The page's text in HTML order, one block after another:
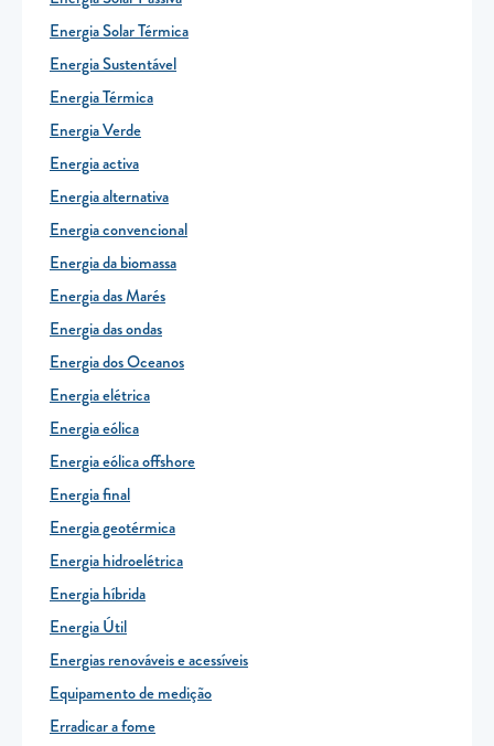
Energia Solar Térmica
Energia Sustentável
Energia Térmica
Energia Verde
Energia activa
Energia alternativa
Energia convencional
Energia da biomassa
Energia das Marés
Energia das ondas
Energia dos Oceanos
Energia elétrica
Energia eólica
Energia eólica offshore
Energia final
Energia geotérmica
Energia hidroelétrica
Energia híbrida
Energia Útil
Energias renováveis e acessíveis
Equipamento de medição
Erradicar a fome